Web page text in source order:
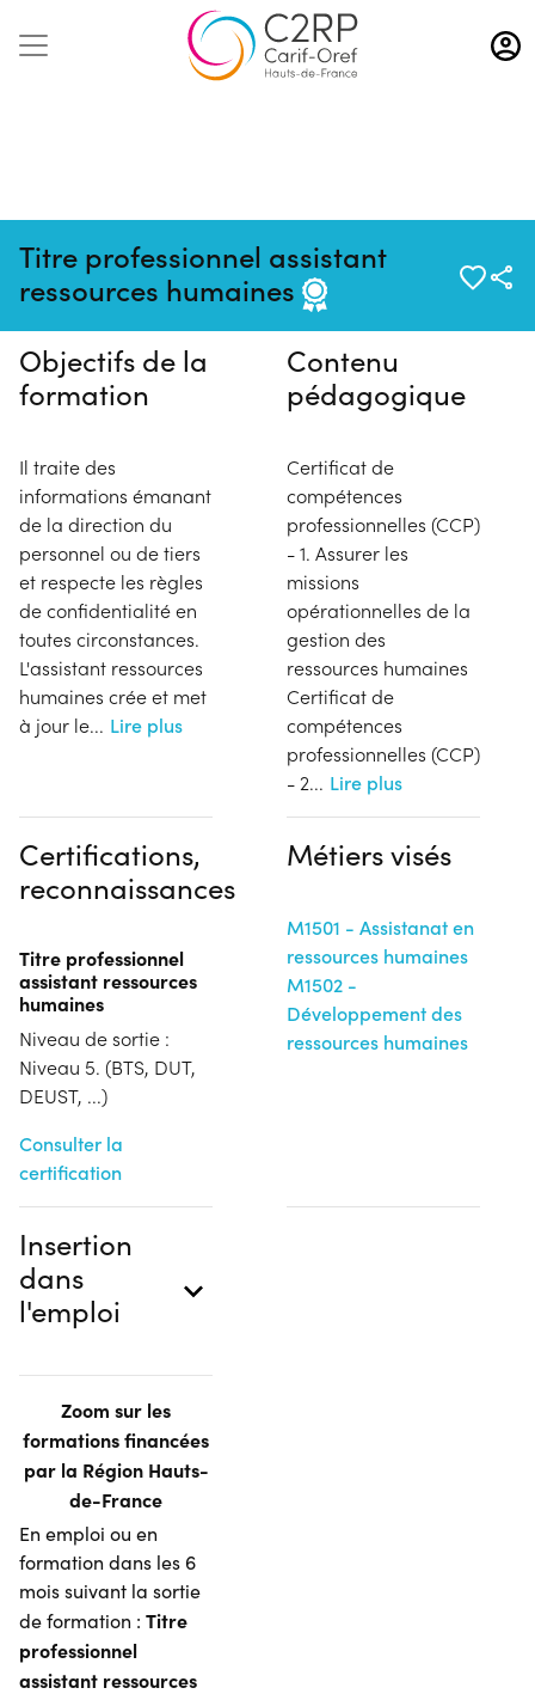
Aller
au
contenu
Titre professionnel assistant
ressources humaines
Pas de session programmée en
ce moment
Objectifs de la
formation
Il traite des
informations émanant
de la direction du
personnel ou de tiers
et respecte les règles
de confidentialité en
toutes circonstances.
L'assistant ressources
humaines crée et met
à jour le... Lire plus
Contenu
pédagogique
Certificat de
compétences
professionnelles (CCP)
- 1. Assurer les
missions
opérationnelles de la
gestion des
ressources humaines
Certificat de
compétences
professionnelles (CCP)
- 2... Lire plus
Certifications,
reconnaissances
Titre professionnel
assistant ressources
humaines
Niveau de sortie :
Niveau 5. (BTS, DUT,
DEUST, ...)
Consulter la
certification
Métiers visés
M1501 - Assistanat en
ressources humaines
M1502 -
Développement des
ressources humaines
Insertion
dans
l'emploi
Zoom sur les
formations financées
par la Région Hauts-
de-France
En emploi ou en
formation dans les 6
mois suivant la sortie
de formation : Titre
professionnel
assistant ressources